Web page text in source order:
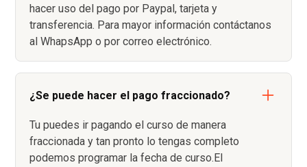
hacer uso del pago por Paypal, tarjeta y
transferencia. Para mayor información contáctanos
al WhapsApp o por correo electrónico.
¿Se puede hacer el pago fraccionado?
Tu puedes ir pagando el curso de manera
fraccionada y tan pronto lo tengas completo
podemos programar la fecha de curso.El